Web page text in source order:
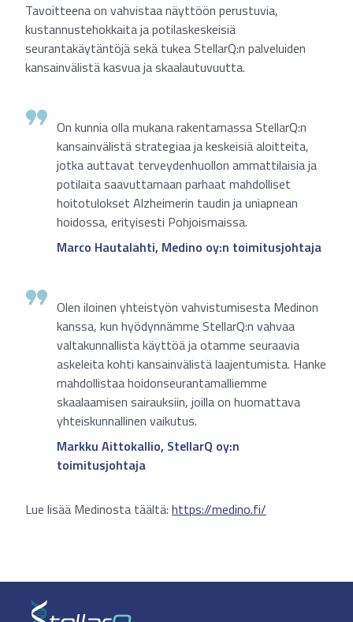
Tavoitteena on vahvistaa näyttöön perustuvia,
kustannustehokkaita ja potilaskeskeisiä
seurantakäytäntöjä sekä tukea StellarQ:n palveluiden
kansainvälistä kasvua ja skaalautuvuutta.
On kunnia olla mukana rakentamassa StellarQ:n
kansainvälistä strategiaa ja keskeisiä aloitteita,
jotka auttavat terveydenhuollon ammattilaisia ja
potilaita saavuttamaan parhaat mahdolliset
hoitotulokset Alzheimerin taudin ja uniapnean
hoidossa, erityisesti Pohjoismaissa.
Marco Hautalahti, Medino oy:n toimitusjohtaja
Olen iloinen yhteistyön vahvistumisesta Medinon
kanssa, kun hyödynnämme StellarQ:n vahvaa
valtakunnallista käyttöä ja otamme seuraavia
askeleita kohti kansainvälistä laajentumista. Hanke
mahdollistaa hoidonseurantamalliemme
skaalaamisen sairauksiin, joilla on huomattava
yhteiskunnallinen vaikutus.
Markku Aittokallio, StellarQ oy:n
toimitusjohtaja
Lue lisää Medinosta täältä: https://medino.fi/